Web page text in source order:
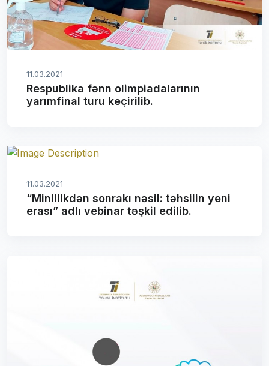
11.03.2021
Respublika fənn olimpiadalarının
yarımfinal turu keçirilib.
11.03.2021
“Minillikdən sonrakı nəsil: təhsilin yeni
erası” adlı vebinar təşkil edilib.